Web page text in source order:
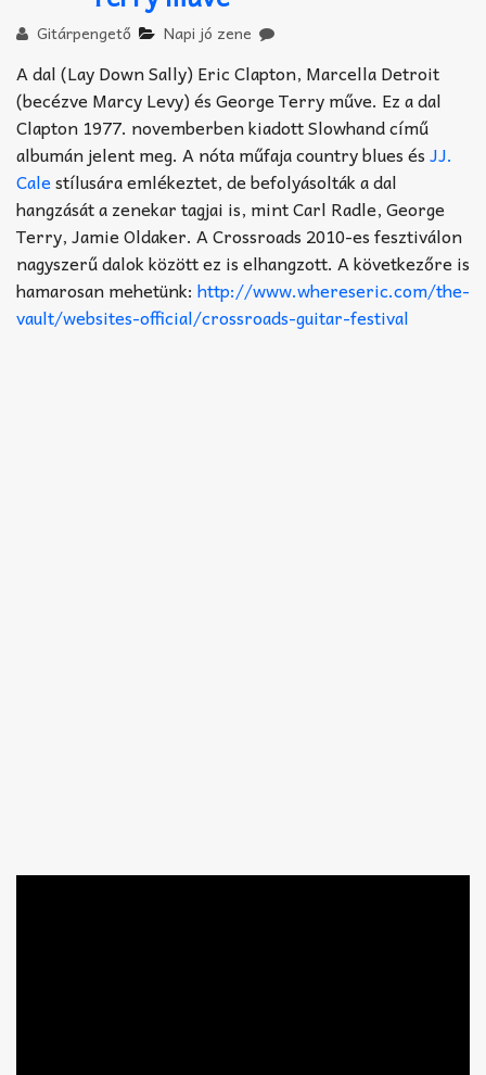
Improvizáció
Gitárpengető Napi jó zene
A dal (Lay Down Sally) Eric Clapton, Marcella Detroit
(becézve Marcy Levy) és George Terry műve. Ez a dal
Clapton 1977. novemberben kiadott Slowhand című
albumán jelent meg. A nóta műfaja country blues ésJJ.
Calestílusára emlékeztet, de befolyásolták a dal
hangzását a zenekar tagjai is, mint Carl Radle, George
Terry, Jamie Oldaker. A Crossroads 2010-es fesztiválon
nagyszerű dalok között ez is elhangzott. A következőre is
hamarosan mehetünk: http://www.whereseric.com/the-
vault/websites-official/crossroads-guitar-festival